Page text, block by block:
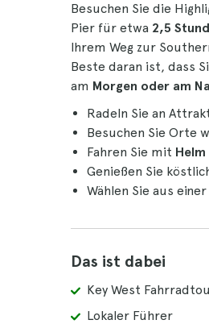
Besuchen Sie die
Pier für etwa 2,5
Ihrem Weg zur
Beste daran ist, dass
am Morgen oder am
Radeln Sie an
Besuchen Sie Orte
Fahren Sie mit
Genießen Sie
Wählen Sie aus einer
Das ist dabei
Key West
Lokaler Führer